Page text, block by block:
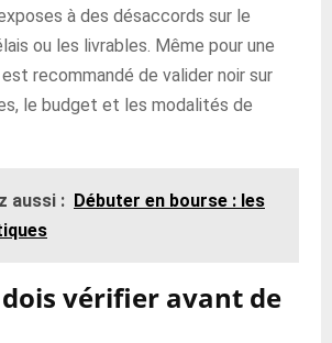
à des désaccords sur le
ou les livrables. Même pour une
recommandé de valider noir sur
le budget et les modalités de
aussi : Débuter en bourse : les
vérifier avant de